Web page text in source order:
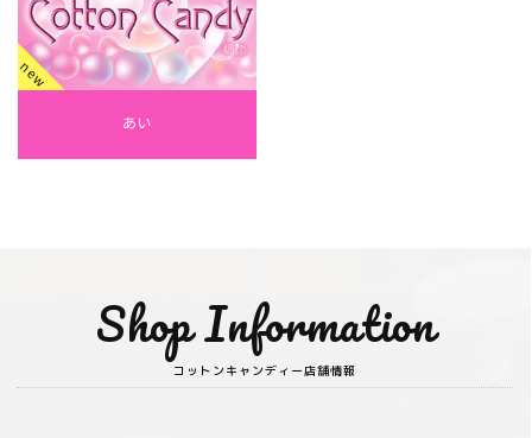
new
あい
Shop Information
コットンキャンディー店舗情報